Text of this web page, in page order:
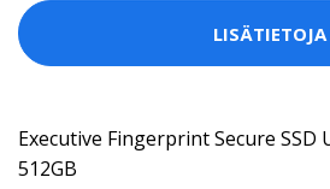
LISÄTIETOJA
Executive Fingerprint Secure SSD
512GB